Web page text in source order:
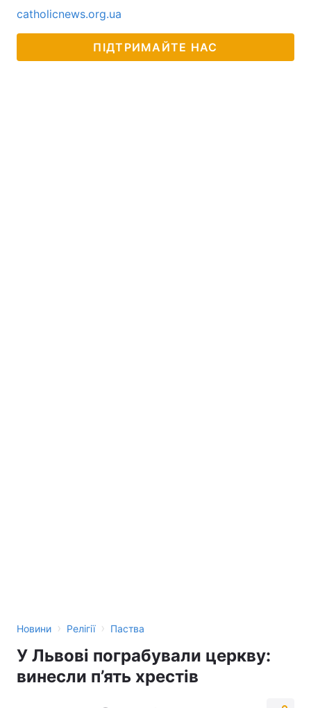
catholicnews.org.ua
ПІДТРИМАЙТЕ НАС
Новини › Релігії › Паства
У Львові пограбували церкву:
винесли п’ять хрестів